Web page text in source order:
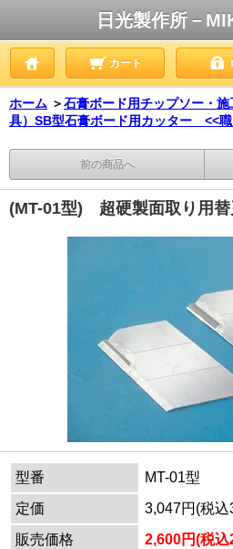
日光製作所－
カート
ホーム ＞石膏ボード用チップソー・
具）SB型石膏ボード用カッター <<
前の商品へ
(MT-01型) 超硬製面取り
型番
MT-01型
定価
3,047円(税込
販売価格
2,600円(税込